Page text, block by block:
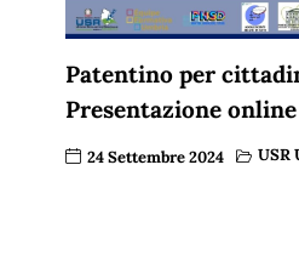
Patentino per
Presentazione
24 Settembre 2024 USR